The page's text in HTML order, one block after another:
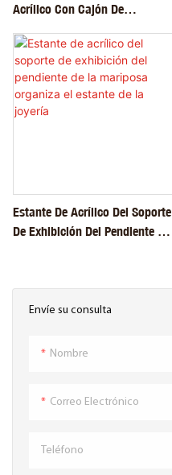
Envíe su consulta
Nombre
Correo Electrónico
Teléfono
Acrílico Con Cajón De
Estante De Acrílico Del Soporte
De Exhibición Del Pendiente De